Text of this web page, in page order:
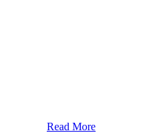
Read More